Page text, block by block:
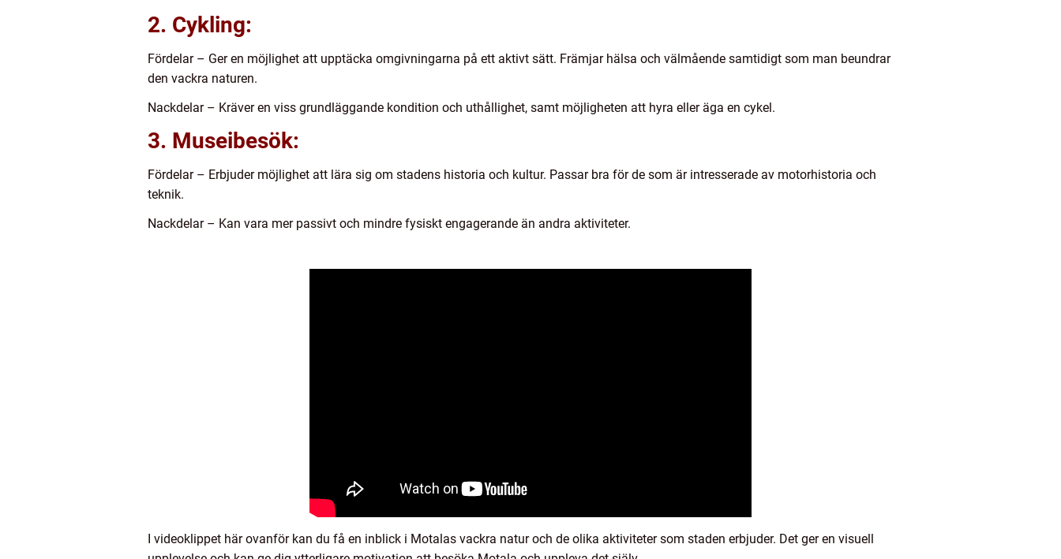
2. Cykling:
Fördelar – Ger en möjlighet att upptäcka omgivningarna på ett aktivt sätt. Främjar hälsa och välmående samtidigt som man beundrar
den vackra naturen.
Nackdelar – Kräver en viss grundläggande kondition och uthållighet, samt möjligheten att hyra eller äga en cykel.
3. Museibesök:
Fördelar – Erbjuder möjlighet att lära sig om stadens historia och kultur. Passar bra för de som är intresserade av motorhistoria och
teknik.
Nackdelar – Kan vara mer passivt och mindre fysiskt engagerande än andra aktiviteter.
I videoklippet här ovanför kan du få en inblick i Motalas vackra natur och de olika aktiviteter som staden erbjuder. Det ger en visuell